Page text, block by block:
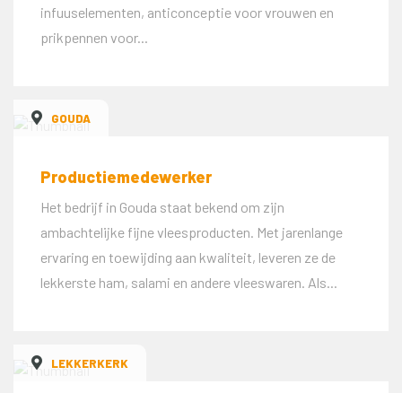
infuuselementen, anticonceptie voor vrouwen en
prikpennen voor...
GOUDA
Productiemedewerker
Het bedrijf in Gouda staat bekend om zijn
ambachtelijke fijne vleesproducten. Met jarenlange
ervaring en toewijding aan kwaliteit, leveren ze de
lekkerste ham, salami en andere vleeswaren. Als...
LEKKERKERK